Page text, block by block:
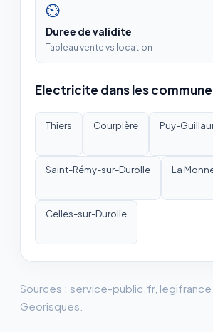
⏲
Duree de validite
Tableau vente vs location
Electricite dans les
Thiers Courpière Puy-
Saint-Rémy-sur-Durolle La
Celles-sur-Durolle
Sources : service-public.fr,
Georisques.